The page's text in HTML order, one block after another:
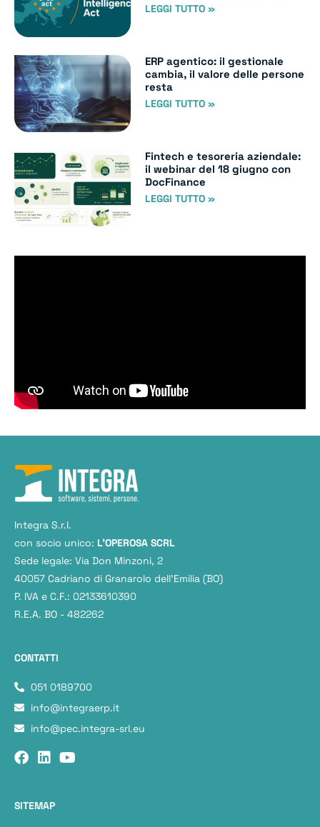
LEGGI TUTTO »
ERP agentico: il gestionale
cambia, il valore delle persone
resta
LEGGI TUTTO »
Fintech e tesoreria aziendale:
il webinar del 18 giugno con
DocFinance
LEGGI TUTTO »
Integra S.r.l.
con socio unico: L'OPEROSA SCRL
Sede legale: Via Don Minzoni, 2
40057 Cadriano di Granarolo dell’Emilia (BO)
P. IVA e C.F.: 02133610390
R.E.A. BO - 482262
CONTATTI
051 0189700
info@integraerp.it
info@pec.integra-srl.eu
SITEMAP